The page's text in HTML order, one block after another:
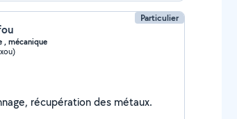
Particulier
, mécanique
récupération des métaux.